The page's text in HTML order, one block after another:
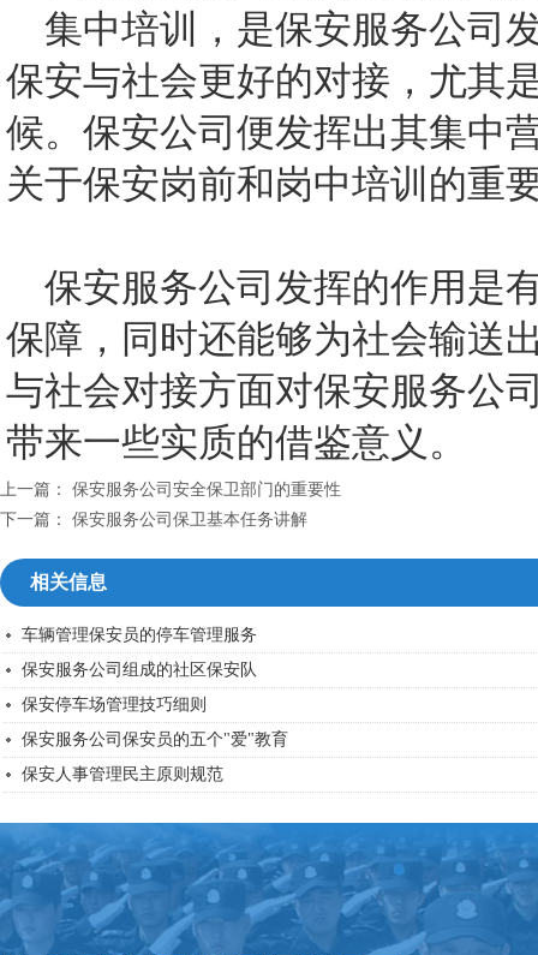
集中培训，是保安服务公司
保安与社会更好的对接，尤其
候。保安公司便发挥出其集中
关于保安岗前和岗中培训的重
保安服务公司发挥的作用是
保障，同时还能够为社会输送
与社会对接方面对保安服务公
带来一些实质的借鉴意义。
上一篇： 保安服务公司安全保卫部门的重要性
下一篇： 保安服务公司保卫基本任务讲解
相关信息
车辆管理保安员的停车管理服务
保安服务公司组成的社区保安队
保安停车场管理技巧细则
保安服务公司保安员的五个"爱"教育
保安人事管理民主原则规范